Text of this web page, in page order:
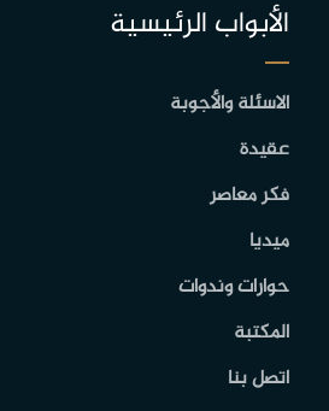
الأبواب الرئيسية
الاسئلة والأجوبة
عقيدة
فكر معاصر
ميديا
حوارات وندوات
المكتبة
اتصل بنا